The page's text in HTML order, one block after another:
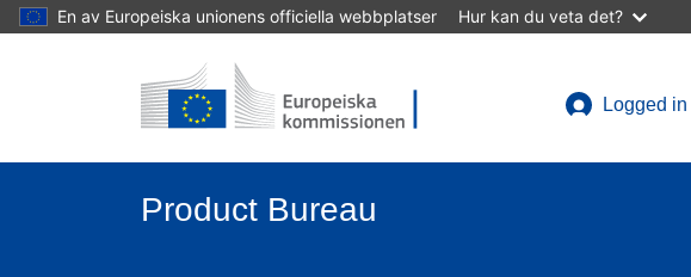
Skip
to
En av Europeiska unionens officiella webbplatser Hur kan du veta det?
User
Logged in
Product Bureau